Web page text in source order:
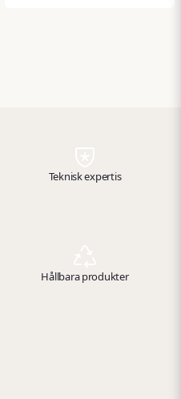
Teknisk expertis
Hållbara produkter